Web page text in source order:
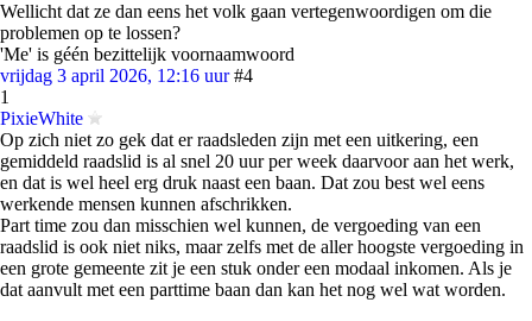
Wellicht dat ze dan eens het volk gaan vertegenwoordigen om die
problemen op te lossen?
'Me' is géén bezittelijk voornaamwoord
vrijdag 3 april 2026, 12:16 uur #4
1
PixieWhite
Op zich niet zo gek dat er raadsleden zijn met een uitkering, een
gemiddeld raadslid is al snel 20 uur per week daarvoor aan het werk,
en dat is wel heel erg druk naast een baan. Dat zou best wel eens
werkende mensen kunnen afschrikken.
Part time zou dan misschien wel kunnen, de vergoeding van een
raadslid is ook niet niks, maar zelfs met de aller hoogste vergoeding in
een grote gemeente zit je een stuk onder een modaal inkomen. Als je
dat aanvult met een parttime baan dan kan het nog wel wat worden.